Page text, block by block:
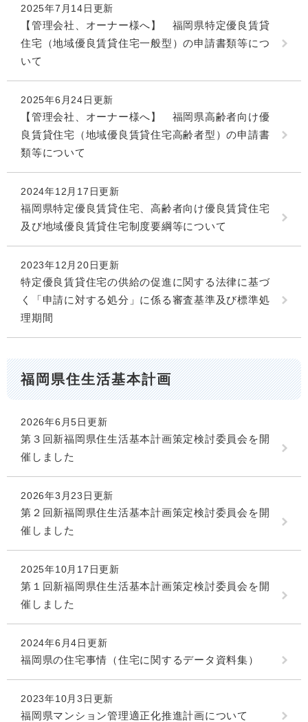
2025年7月14日更新
【管理会社、オーナー様へ】 福岡県特定優良賃貸
住宅（地域優良賃貸住宅一般型）の申請書類等につ
いて
2025年6月24日更新
【管理会社、オーナー様へ】 福岡県高齢者向け優
良賃貸住宅（地域優良賃貸住宅高齢者型）の申請書
類等について
2024年12月17日更新
福岡県特定優良賃貸住宅、高齢者向け優良賃貸住宅
及び地域優良賃貸住宅制度要綱等について
2023年12月20日更新
特定優良賃貸住宅の供給の促進に関する法律に基づ
く「申請に対する処分」に係る審査基準及び標準処
理期間
福岡県住生活基本計画
2026年6月5日更新
第３回新福岡県住生活基本計画策定検討委員会を開
催しました
2026年3月23日更新
第２回新福岡県住生活基本計画策定検討委員会を開
催しました
2025年10月17日更新
第１回新福岡県住生活基本計画策定検討委員会を開
催しました
2024年6月4日更新
福岡県の住宅事情（住宅に関するデータ資料集）
2023年10月3日更新
福岡県マンション管理適正化推進計画について